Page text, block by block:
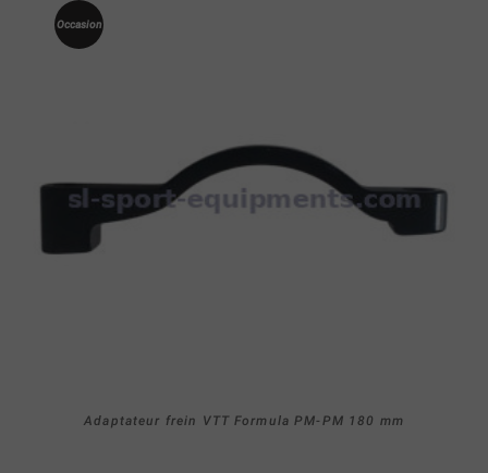
Occasion
Adaptateur frein VTT Formula PM-PM 180 mm